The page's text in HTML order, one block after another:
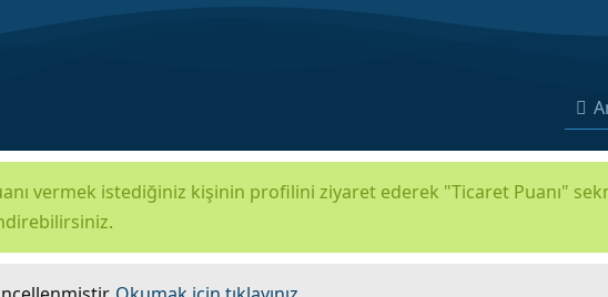
vermek istediğiniz kişinin profilini ziyaret ederek "Ticaret Puanı"